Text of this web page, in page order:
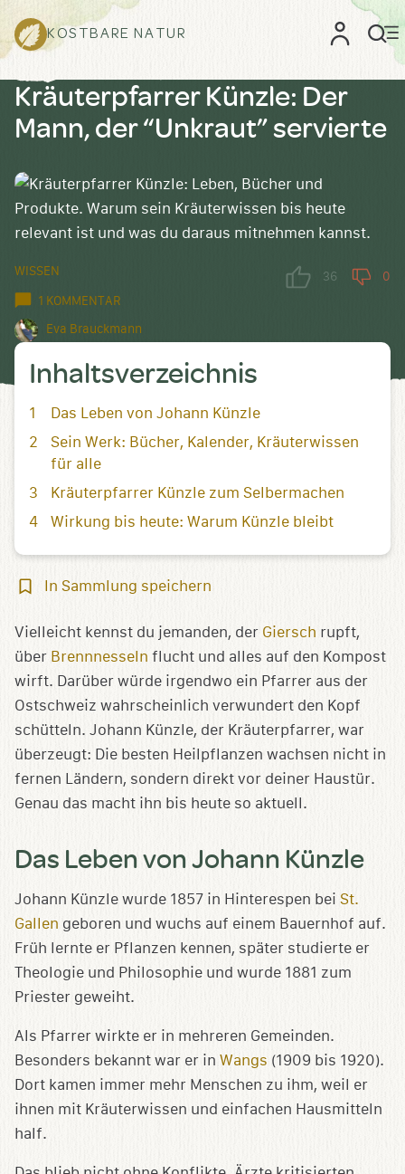
KOSTBARE NATUR
Kräuterpfarrer Künzle: Der
Mann, der “Unkraut” servierte
WISSEN
1 KOMMENTAR
Eva Brauckmann
36 0
Inhaltsverzeichnis
Das Leben von Johann Künzle
Sein Werk: Bücher, Kalender, Kräuterwissen
für alle
Kräuterpfarrer Künzle zum Selbermachen
Wirkung bis heute: Warum Künzle bleibt
In
speichern
In Sammlung speichern
Vielleicht kennst du jemanden, der Giersch rupft,
über Brennnesseln flucht und alles auf den Kompost
wirft. Darüber würde irgendwo ein Pfarrer aus der
Ostschweiz wahrscheinlich verwundert den Kopf
schütteln. Johann Künzle, der Kräuterpfarrer, war
überzeugt: Die besten Heilpflanzen wachsen nicht in
fernen Ländern, sondern direkt vor deiner Haustür.
Genau das macht ihn bis heute so aktuell.
Das Leben von Johann Künzle
Johann Künzle wurde 1857 in Hinterespen bei St.
Gallen geboren und wuchs auf einem Bauernhof auf.
Früh lernte er Pflanzen kennen, später studierte er
Theologie und Philosophie und wurde 1881 zum
Priester geweiht.
Als Pfarrer wirkte er in mehreren Gemeinden.
Besonders bekannt war er in Wangs (1909 bis 1920).
Dort kamen immer mehr Menschen zu ihm, weil er
ihnen mit Kräuterwissen und einfachen Hausmitteln
half.